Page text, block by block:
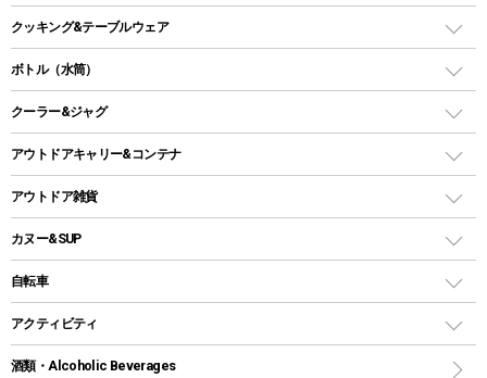
スクエアタープ（レクタタープ）
メッシュタープ
自立式タープ
パラソル
テントアクセサリー
ペグ
グランドシート
ガイドロープ
ツール
オイルランタン
LEDライト
ヘッドライト
キャンドル
ガス缶
ガストーチ、ライター
バーベキューコンロ、グリル
焚き火台タイプ（ロースタイル）グリル
卓上タイプグリル
パーティータイプグリル
鉄板、アミ
焚き火台&ストーブ
火起こし
クッキング&テーブルウェア
ダッチオーブン
ホットサンドメーカー
クッカーセット
シェラカップ
クッキングツール
ナイフ
ボトル（水筒）
ステンレスボトル
コップ付きタイプ
ワンタッチタイプ
プラスチックボトル
ディズニーボトル
クーラー&ジャグ
クーラーボックス
クーラーバッグ
ウォータージャグ
保冷剤
アウトドアキャリー&コンテナ
アウトドアキャリー
アウトドア雑貨
バックパック&バッグ
リュック、バックパック
トートバッグ、サコッシュ
ショッピングキャリー
カヌー&SUP
インフレータブル
カヤック
自転車
折りたたみ自転車
スポーツサイクル
アクティビティ
マリン
酒類・Alcoholic Beverages